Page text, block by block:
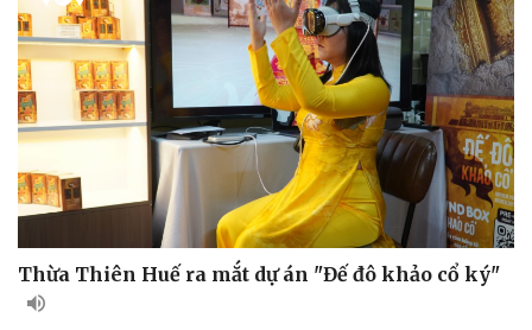
Văn hóa
Sân khấu - Điện ảnh
Văn học
Âm nhạc
Di sản
Giải trí
Nghệ sĩ
Thời trang
Sao Việt
Thừa Thiên Huế ra mắt dự án "Đế đô khảo cổ ký"